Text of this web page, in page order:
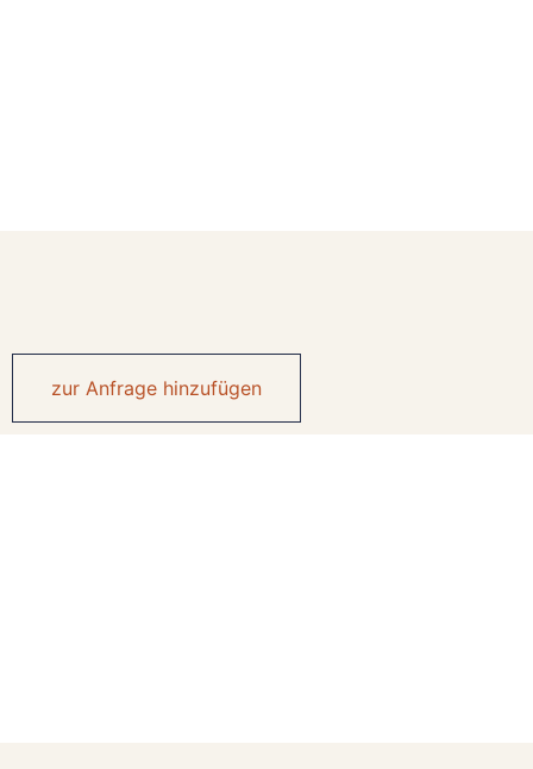
zur Anfrage hinzufügen